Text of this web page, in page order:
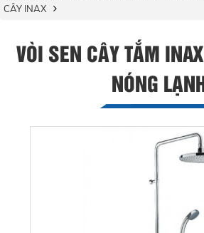
CÂY INAX
VÒI SEN CÂY TẮM
NÓNG